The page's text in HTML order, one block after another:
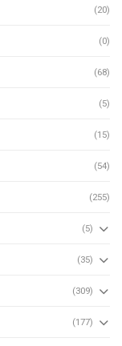
(20)
(0)
(68)
(5)
(15)
(54)
(255)
(5)
(35)
(309)
(177)